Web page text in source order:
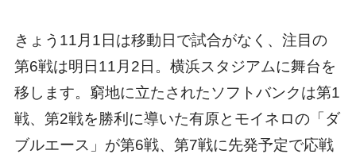
きょう11月1日は移動日で試合がなく、注目の
第6戦は明日11月2日。横浜スタジアムに舞台を
移します。窮地に立たされたソフトバンクは第1
戦、第2戦を勝利に導いた有原とモイネロの「ダ
ブルエース」が第6戦、第7戦に先発予定で応戦